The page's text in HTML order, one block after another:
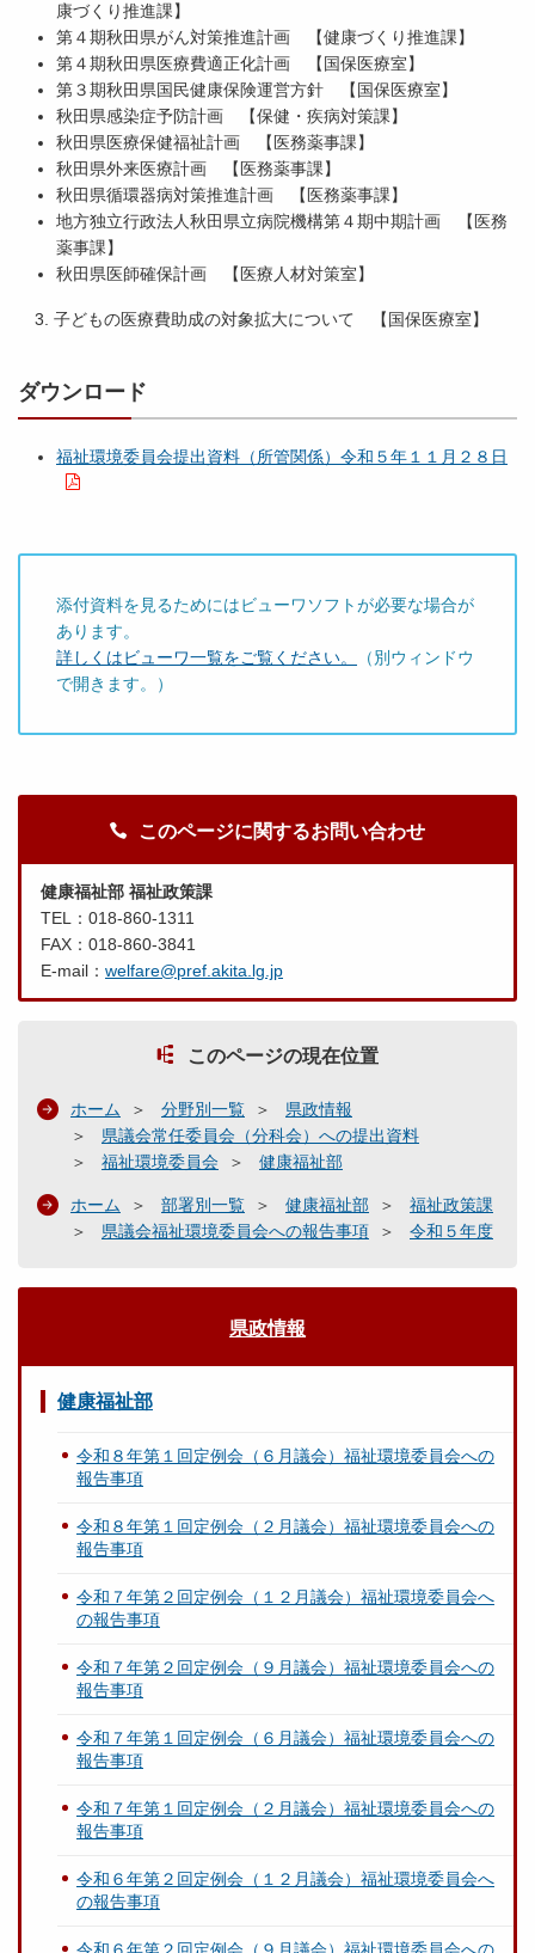
康づくり推進課】
第４期秋田県がん対策推進計画 【健康づくり推進課】
第４期秋田県医療費適正化計画 【国保医療室】
第３期秋田県国民健康保険運営方針 【国保医療室】
秋田県感染症予防計画 【保健・疾病対策課】
秋田県医療保健福祉計画 【医務薬事課】
秋田県外来医療計画 【医務薬事課】
秋田県循環器病対策推進計画 【医務薬事課】
地方独立行政法人秋田県立病院機構第４期中期計画 【医務
薬事課】
秋田県医師確保計画 【医療人材対策室】
3. 子どもの医療費助成の対象拡大について 【国保医療室】
ダウンロード
福祉環境委員会提出資料（所管関係）令和５年１１月２８日
日
[
2
0
7
K
B
添付資料を見るためにはビューワソフトが必要な場合が
あります。
詳しくはビューワ一覧をご覧ください。
（別ウィンドウ
で開きます。）
このページに関するお問い合わせ
健康福祉部 福祉政策課
TEL：018-860-1311
FAX：018-860-3841
E-mail： welfare@pref.akita.lg.jp
このページの現在位置
ホーム 分野別一覧
県政情報
県議会常任委員会（分科会）への提出資料
福祉環境委員会
健康福祉部
ホーム 部署別一覧 健康福祉部
福祉政策課
県議会福祉環境委員会への報告事項
令和５年度
県政情報
健康福祉部
令和８年第１回定例会（６月議会）福祉環境委員会への
報告事項
令和８年第１回定例会（２月議会）福祉環境委員会への
報告事項
令和７年第２回定例会（１２月議会）福祉環境委員会へ
の報告事項
令和７年第２回定例会（９月議会）福祉環境委員会への
報告事項
令和７年第１回定例会（６月議会）福祉環境委員会への
報告事項
令和７年第１回定例会（２月議会）福祉環境委員会への
報告事項
令和６年第２回定例会（１２月議会）福祉環境委員会へ
の報告事項